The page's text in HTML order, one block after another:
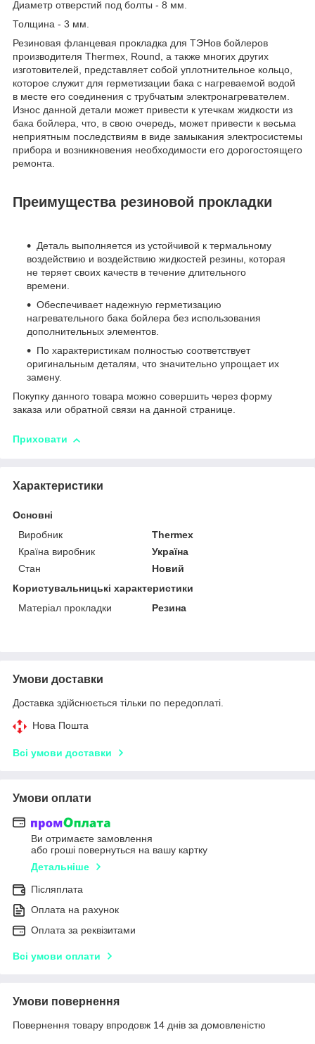
Диаметр отверстий под болты - 8 мм.
Толщина - 3 мм.
Резиновая фланцевая прокладка для ТЭНов бойлеров
производителя Thermex, Round, а также многих других
изготовителей, представляет собой уплотнительное кольцо,
которое служит для герметизации бака с нагреваемой водой
в месте его соединения с трубчатым электронагревателем.
Износ данной детали может привести к утечкам жидкости из
бака бойлера, что, в свою очередь, может привести к весьма
неприятным последствиям в виде замыкания электросистемы
прибора и возникновения необходимости его дорогостоящего
ремонта.
Преимущества резиновой прокладки
Деталь выполняется из устойчивой к термальному
воздействию и воздействию жидкостей резины, которая
не теряет своих качеств в течение длительного
времени.
Обеспечивает надежную герметизацию
нагревательного бака бойлера без использования
дополнительных элементов.
По характеристикам полностью соответствует
оригинальным деталям, что значительно упрощает их
замену.
Покупку данного товара можно совершить через форму
заказа или обратной связи на данной странице.
Приховати
Характеристики
Основні
Виробник
Thermex
Країна виробник
Україна
Стан
Новий
Користувальницькі характеристики
Матеріал прокладки
Резина
Умови доставки
Доставка здійснюється тільки по передоплаті.
Нова Пошта
Всі умови доставки
Умови оплати
Ви отримаєте замовлення
або гроші повернуться на вашу картку
Детальніше
Післяплата
Оплата на рахунок
Оплата за реквізитами
Всі умови оплати
Умови повернення
Повернення товару впродовж 14 днів за домовленістю